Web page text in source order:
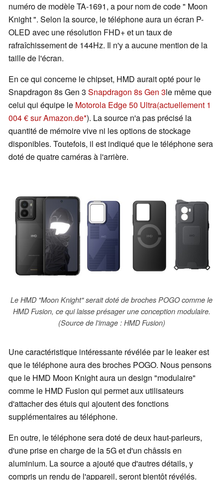
numéro de modèle TA-1691, a pour nom de code " Moon
Knight ". Selon la source, le téléphone aura un écran P-
OLED avec une résolution FHD+ et un taux de
rafraîchissement de 144Hz. Il n'y a aucune mention de la
taille de l'écran.
En ce qui concerne le chipset, HMD aurait opté pour le
Snapdragon 8s Gen 3 Snapdragon 8s Gen 3le même que
celui qui équipe le Motorola Edge 50 Ultra(actuellement 1
004 € sur Amazon.de ). La source n'a pas précisé la
quantité de mémoire vive ni les options de stockage
disponibles. Toutefois, il est indiqué que le téléphone sera
doté de quatre caméras à l'arrière.
Le HMD "Moon Knight" serait doté de broches POGO comme le
HMD Fusion, ce qui laisse présager une conception modulaire.
(Source de l'image : HMD Fusion)
Une caractéristique intéressante révélée par le leaker est
que le téléphone aura des broches POGO. Nous pensons
que le HMD Moon Knight aura un design "modulaire"
comme le HMD Fusion qui permet aux utilisateurs
d'attacher des étuis qui ajoutent des fonctions
supplémentaires au téléphone.
En outre, le téléphone sera doté de deux haut-parleurs,
d'une prise en charge de la 5G et d'un châssis en
aluminium. La source a ajouté que d'autres détails, y
compris un rendu de l'appareil, seront bientôt révélés.